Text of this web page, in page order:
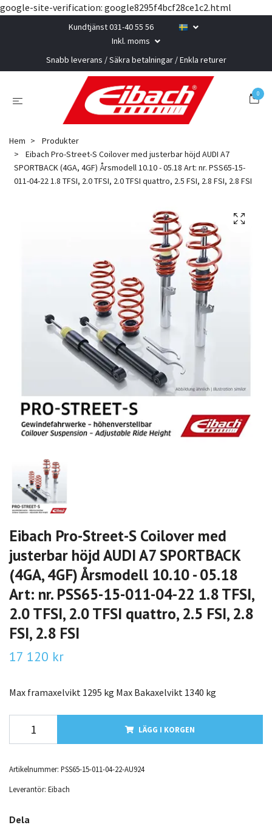
google-site-verification: google8295f4bcf28ce1c2.html
Kundtjänst 031-40 55 56
Inkl. moms
Snabb leverans / Säkra betalningar / Enkla returer
0
Hem
Produkter
Eibach Pro-Street-S Coilover med justerbar höjd AUDI A7
SPORTBACK (4GA, 4GF) Årsmodell 10.10 - 05.18 Art: nr. PSS65-15-
011-04-22 1.8 TFSI, 2.0 TFSI, 2.0 TFSI quattro, 2.5 FSI, 2.8 FSI, 2.8 FSI
Eibach Pro-Street-S Coilover med
justerbar höjd AUDI A7 SPORTBACK
(4GA, 4GF) Årsmodell 10.10 - 05.18
Art: nr. PSS65-15-011-04-22 1.8 TFSI,
2.0 TFSI, 2.0 TFSI quattro, 2.5 FSI, 2.8
FSI, 2.8 FSI
17 120 kr
Max framaxelvikt 1295 kg Max Bakaxelvikt 1340 kg
LÄGG I KORGEN
Artikelnummer: PSS65-15-011-04-22-AU924
Leverantör: Eibach
Dela